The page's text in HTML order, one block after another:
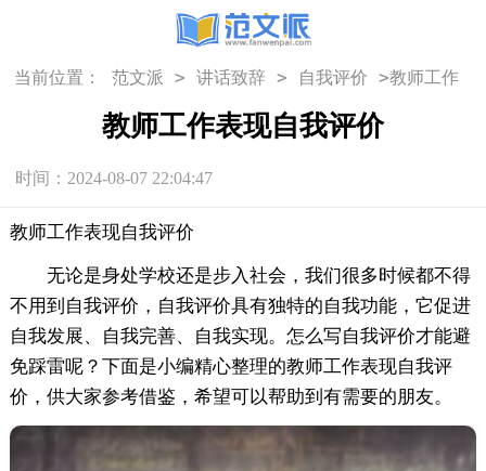
当前位置： 范文派 > 讲话致辞 > 自我评价 >教师工作
表现自我评价教师工作表现自我评价
时间：2024-08-07 22:04:47
教师工作表现自我评价
无论是身处学校还是步入社会，我们很多时候都不得
不用到自我评价，自我评价具有独特的自我功能，它促进
自我发展、自我完善、自我实现。怎么写自我评价才能避
免踩雷呢？下面是小编精心整理的教师工作表现自我评
价，供大家参考借鉴，希望可以帮助到有需要的朋友。